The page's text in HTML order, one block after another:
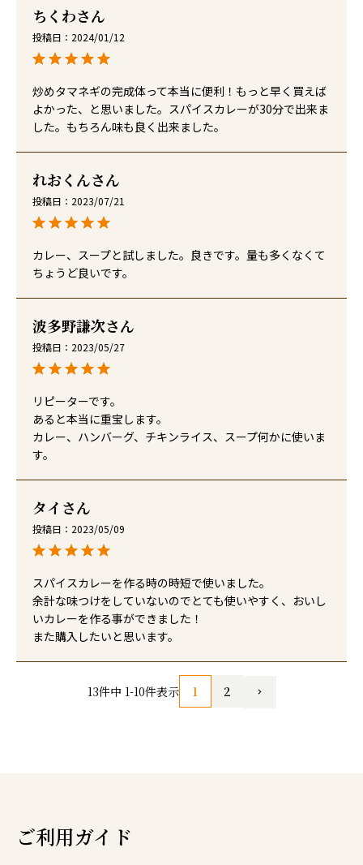
ちくわ
投稿日 2024/01/12
炒めタマネギの完成体って本当に便利！もっと早く買えば
よかった、と思いました。スパイスカレーが30分で出来ま
した。もちろん味も良く出来ました。
れおくん
投稿日 2023/07/21
カレー、スープと試しました。良きです。量も多くなくて
ちょうど良いです。
波多野謙次
投稿日 2023/05/27
リピーターです。
あると本当に重宝します。
カレー、ハンバーグ、チキンライス、スープ何かに使いま
す。
タイ
投稿日 2023/05/09
スパイスカレーを作る時の時短で使いました。
余計な味つけをしていないのでとても使いやすく、おいし
いカレーを作る事ができました！
また購入したいと思います。
13件中 1-10件表示 1 2
ご利用ガイド